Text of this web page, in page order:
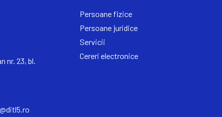
nr. 23, bl.
Persoane fizice
Persoane juridice
Servicii
Cereri electronice